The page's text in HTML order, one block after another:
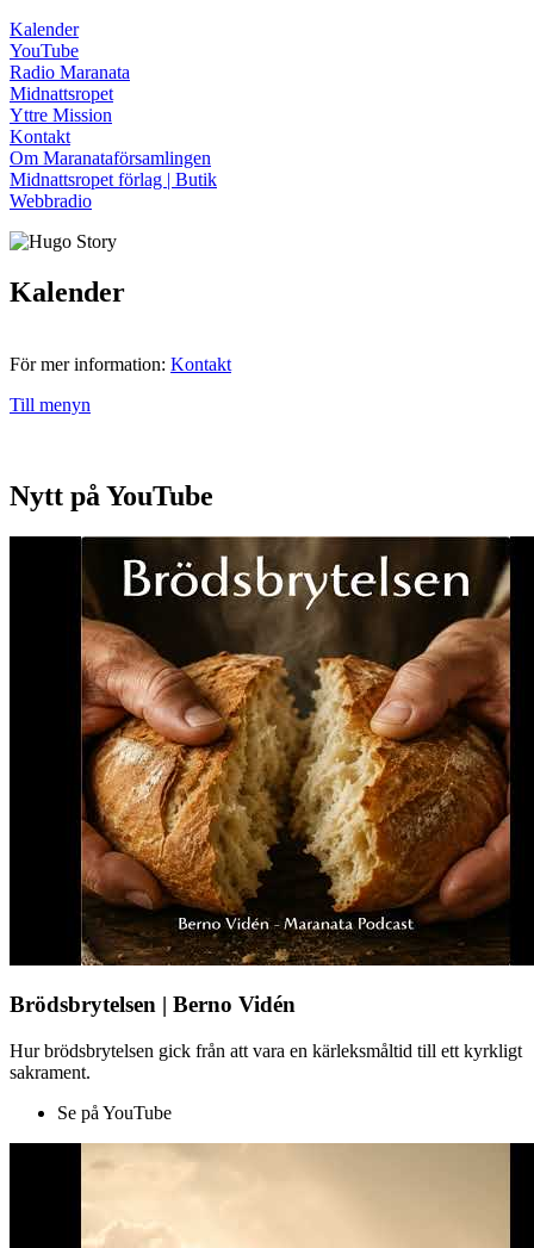
Kalender
YouTube
Radio Maranata
Midnattsropet
Yttre Mission
Kontakt
Om Maranataförsamlingen
Midnattsropet förlag | Butik
Webbradio
Kalender
För mer information: Kontakt
Till menyn
Nytt på YouTube
Brödsbrytelsen | Berno Vidén
Hur brödsbrytelsen gick från att vara en kärleksmåltid till ett kyrkligt
sakrament.
Se på YouTube